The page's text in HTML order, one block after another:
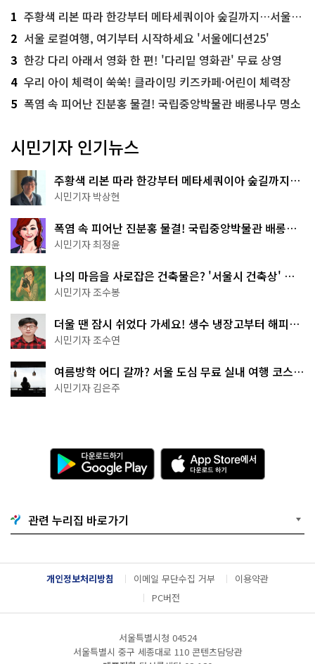
1 주황색 리본 따라 한강부터 메타세쿼이아 숲길까지…서울둘레길 15코스
2 서울 로컬여행, 여기부터 시작하세요 '서울에디션25'
3 한강 다리 아래서 영화 한 편! '다리밑 영화관' 무료 상영
4 우리 아이 체력이 쑥쑥! 클라이밍 키즈카페·어린이 체력장
5 폭염 속 피어난 진분홍 물결! 국립중앙박물관 배롱나무 명소
시민기자 인기뉴스
주황색 리본 따라 한강부터 메타세쿼이아 숲길까지…
서울둘레길 15코스
시민기자 박상현
폭염 속 피어난 진분홍 물결! 국립중앙박물관 배롱나
무 명소
시민기자 최정윤
나의 마음을 사로잡은 건축물은? '서울시 건축상' 수
상작 공개!
시민기자 조수봉
더울 땐 잠시 쉬었다 가세요! 생수 냉장고부터 해피소
·무더위쉼터까지
시민기자 조수연
여름방학 어디 갈까? 서울 도심 무료 실내 여행 코스
추천
시민기자 김은주
다
운
로
기
G
o
g
l
e
A
p
p
e
서
다
운
관련 누리집 바로가기
개인정보처리방침 이메일 무단수집 거부
이용약관
PC버전
서울특별시청 04524
서울특별시 중구 세종대로 110 콘텐츠담당관